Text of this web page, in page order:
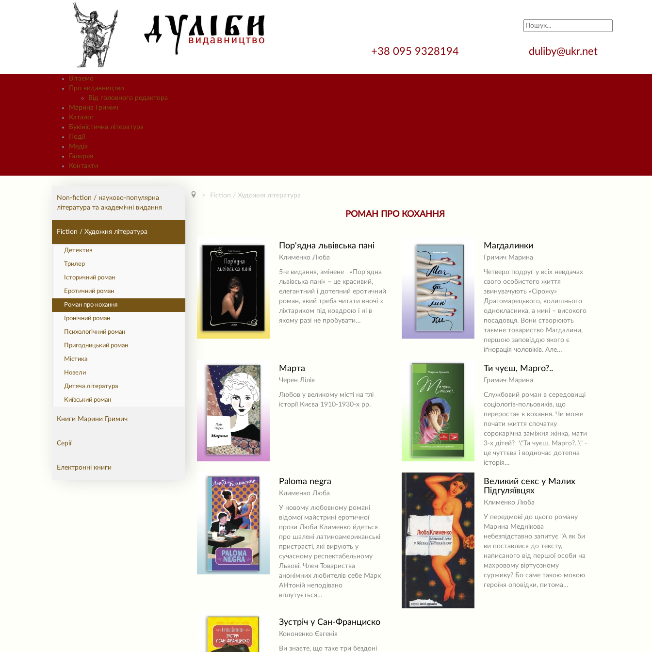
+38 095 9328194 duliby@ukr.net
Вітаємо
Про видавництво
Від головного редактора
Марина Гримич
Каталог
Букіністична література
Події
Медіа
Галерея
Контакти
Non-fiction / науково-популярна
література та академічні видання
Fiction / Художня література
Детектив
Трилер
Історичний роман
Еротичний роман
Роман про кохання
Іронічний роман
Психологічний роман
Пригодницький роман
Містика
Новели
Дитяча література
Київський роман
Книги Марини Гримич
Серії
Електронні книги
Fiction / Художня література
РОМАН ПРО КОХАННЯ
Пор'ядна львівська пані
Клименко Люба
5-е видання, змінене «Пор’ядна
львівська пані» – це красивий,
елегантний і дотепний еротичний
роман, який треба читати вночі з
ліхтариком під ковдрою і ні в
якому разі не пробувати…
Магдалинки
Гримич Марина
Четверо подруг у всіх невдачах
свого особистого життя
звинувачують «Сірожу»
Драгомарецького, колишнього
однокласника, а нині – високого
посадовця. Вони створюють
таємне товариство Магдалини,
першою заповіддю якого є
іґнорація чоловіків. Але…
Марта
Черен Лілія
Любов у великому місті на тлі
історії Києва 1910-1930-х рр.
Ти чуєш, Марго?..
Гримич Марина
Службовий роман в середовищі
соціологів-польовиків, що
переростає в кохання. Чи може
почати життя спочатку
сорокарічна заміжня жінка, мати
3-х дітей? \"Ти чуєш, Марго?..\" -
це чуттєва і водночас дотепна
історія…
Paloma negra
Клименко Люба
У новому любовному романі
відомої майстрині еротичної
прози Люби Клименко йдеться
про шалені латиноамериканські
пристрасті, які вирують у
сучасному респектабельному
Львові. Член Товариства
анонімних любителів себе Марк
АНтоній неподівано
вплутується…
Великий секс у Малих
Підгуляївцях
Клименко Люба
У передмові до цього роману
Марина Меднікова
небезпідставно запитує "А як би
ви поставлися до тексту,
написаного від першої особи на
махровому віртуозному
суржику? Бо саме такою мовою
героїня оповідки, питома…
Зустріч у Сан-Франциско
Кононенко Євгенія
Ви знаєте, що таке три бездоні